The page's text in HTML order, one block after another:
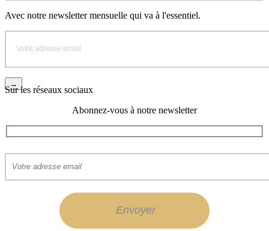
Avec notre newsletter mensuelle qui va à l'essentiel.
Sur les réseaux sociaux
Abonnez-vous à notre newsletter